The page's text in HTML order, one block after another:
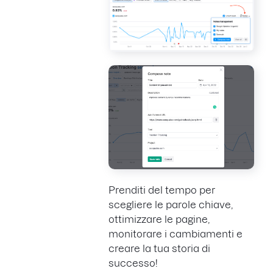
Prenditi del tempo per
scegliere le parole chiave,
ottimizzare le pagine,
monitorare i cambiamenti e
creare la tua storia di
successo!